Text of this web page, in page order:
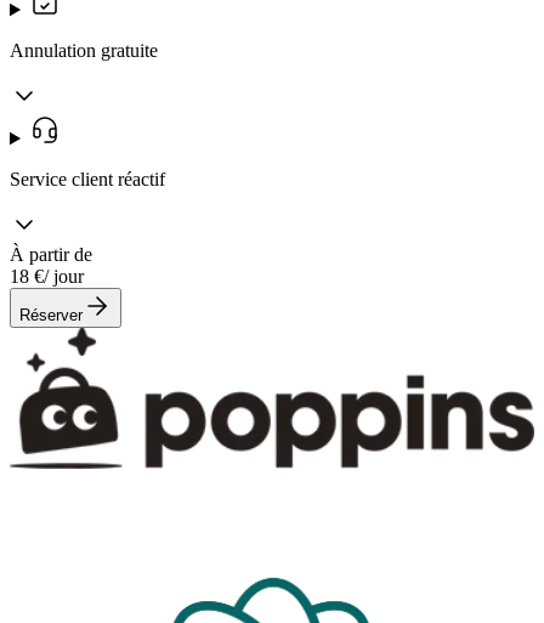
Annulation gratuite
Service client réactif
À partir de
18 €/ jour
Réserver